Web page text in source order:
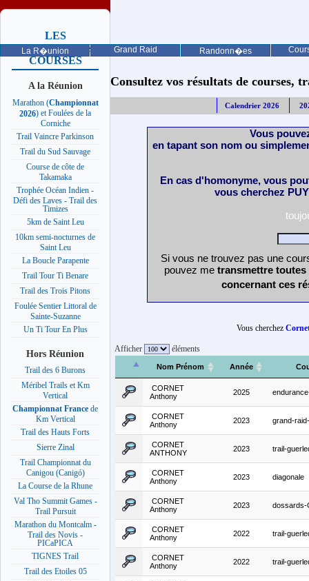
La R�union Grand Raid Randonn�es
LES
PROCHAINES
COURSES
A la Réunion
Marathon (Championnat
2026) et Foulées de la
Corniche
Trail Vaincre Parkinson
Trail du Sud Sauvage
Course de côte de
Takamaka
Trophée Océan Indien -
Défi des Laves - Trail des
Timizes
5km de Saint Leu
10km semi-nocturnes de
Saint Leu
La Boucle Parapente
Trail Tour Ti Benare
Trail des Trois Pitons
Foulée Sentier Littoral de
Sainte-Suzanne
Un Ti Tour En Plus
Hors Réunion
Trail des 6 Burons
Méribel Trails et Km
Vertical
Championnat France de
Km Vertical
Trail des Hauts Forts
Sierre Zinal
Trail Championnat du
Canigou (Canigó)
La Course de la Rhune
Val Tho Summit Games -
Trail Pursuit
Marathon du Montcalm -
Trail des Novis -
PICaPICA
TIGNES Trail
Trail des Etoiles 05
Consultez vos résultats de courses,
Calendrier 2026
Vous
en tapant son nom ou
En cas d'homonyme, vous
vous cherchez
Si vous ne trouvez pas une
pouvez me transmettre
concernant ces
Vous cherchez
Afficher éléments
Nom Prénom Année
CORNET
Anthony
2025
CORNET
Anthony
2023 grand-
CORNET
ANTHONY
2023 trail-
CORNET
Anthony
2023 diagonale
CORNET
Anthony
2023 dossards-
CORNET
Anthony
2022 trail-
CORNET
Anthony
2022 trail-